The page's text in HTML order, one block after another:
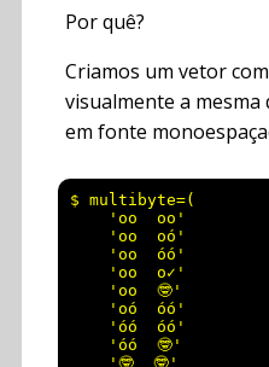
Por quê?
Criamos um vetor
visualmente a
em fonte
$ multibyte=(
    'oo  oo'
    'oo  oó'
    'oo  óó'
    'oo  o✓'
    'oo  🤓'
    'oó  óó'
    'óó  óó'
    'óó  🤓'
    '🤓  🤓'